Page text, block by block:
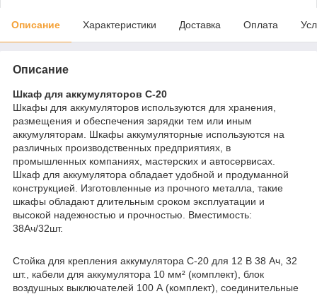
Описание Характеристики Доставка Оплата
Описание
Шкаф для аккумуляторов С-20
Шкафы для аккумуляторов используются для хранения,
размещения и обеспечения зарядки тем или иным
аккумуляторам. Шкафы аккумуляторные используются на
различных производственных предприятиях, в
промышленных компаниях, мастерских и автосервисах.
Шкаф для аккумулятора обладает удобной и продуманной
конструкцией. Изготовленные из прочного металла, такие
шкафы обладают длительным сроком эксплуатации и
высокой надежностью и прочностью. Вместимость:
38Ач/32шт.
Стойка для крепления аккумулятора C-20 для 12 В 38 Ач, 32
шт., кабели для аккумулятора 10 мм² (комплект), блок
воздушных выключателей 100 А (комплект), соединительные